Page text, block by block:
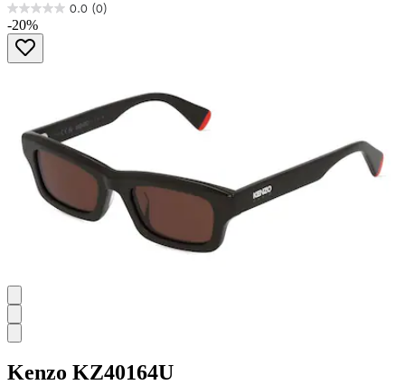
0.0 (0)
0.0
von
Sternen.
-20%
Kenzo KZ40164U